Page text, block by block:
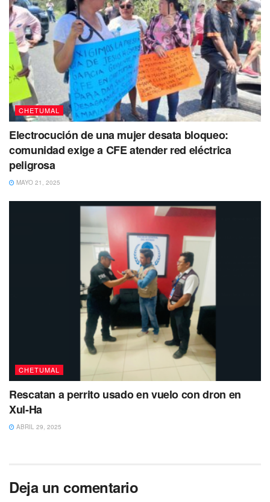
colectivos Imoveqroo Tarifas
CHETUMAL
Electrocución de una mujer desata bloqueo:
comunidad exige a CFE atender red eléctrica
peligrosa
MAYO 21, 2025
CHETUMAL
Rescatan a perrito usado en vuelo con dron en
Xul-Ha
ABRIL 29, 2025
Deja un comentario